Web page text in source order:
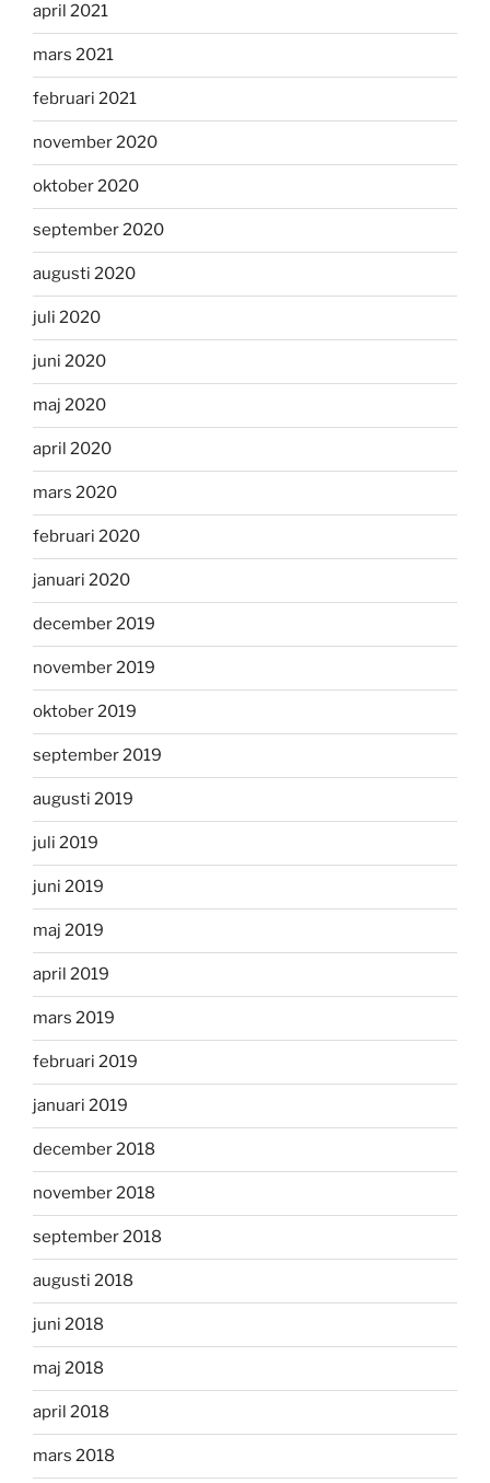
april 2021
mars 2021
februari 2021
november 2020
oktober 2020
september 2020
augusti 2020
juli 2020
juni 2020
maj 2020
april 2020
mars 2020
februari 2020
januari 2020
december 2019
november 2019
oktober 2019
september 2019
augusti 2019
juli 2019
juni 2019
maj 2019
april 2019
mars 2019
februari 2019
januari 2019
december 2018
november 2018
september 2018
augusti 2018
juni 2018
maj 2018
april 2018
mars 2018